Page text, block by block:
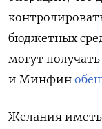
бюджетных
могут
и Минфин
Желания